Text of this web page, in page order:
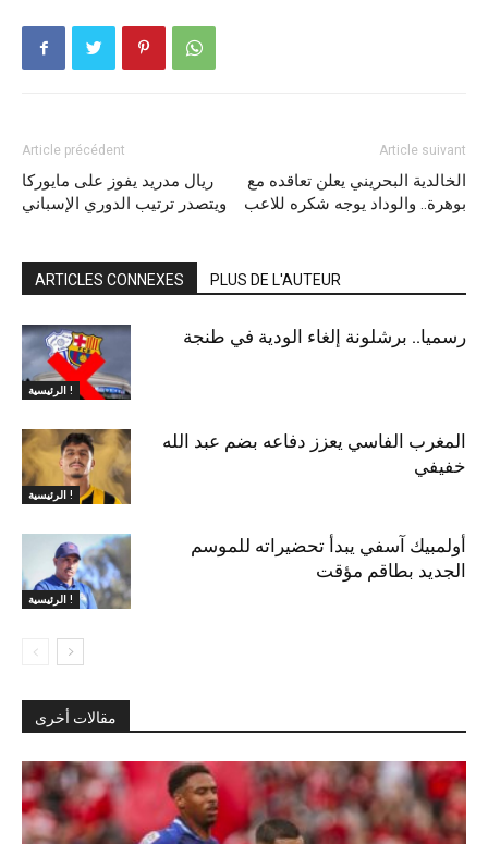
Article précédent
ريال مدريد يفوز على مايوركا
ويتصدر ترتيب الدوري الإسباني
Article suivant
الخالدية البحريني يعلن تعاقده مع
بوهرة.. والوداد يوجه شكره للاعب
ARTICLES CONNEXES PLUS DE L'AUTEUR
الرئيسية !
رسميا.. برشلونة إلغاء الودية في طنجة
الرئيسية !
المغرب الفاسي يعزز دفاعه بضم عبد الله
خفيفي
الرئيسية !
أولمبيك آسفي يبدأ تحضيراته للموسم
الجديد بطاقم مؤقت
مقالات أخرى